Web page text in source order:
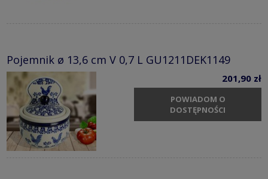
Pojemnik ø 13,6 cm V 0,7 L GU1211DEK1149
201,90 zł
POWIADOM O
DOSTĘPNOŚCI